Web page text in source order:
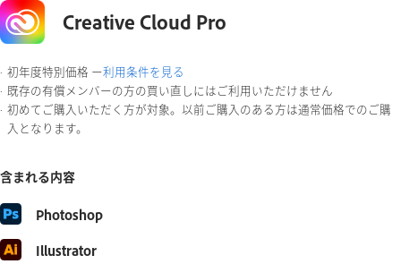
Creative Cloud Pro
初年度特別価格 ー利用条件を見る
既存の有償メンバーの方の買い直しにはご利用いただけません
初めてご購入いただく方が対象。以前ご購入のある方は通常価格でのご購
入となります。
含まれる内容
Photoshop
Illustrator